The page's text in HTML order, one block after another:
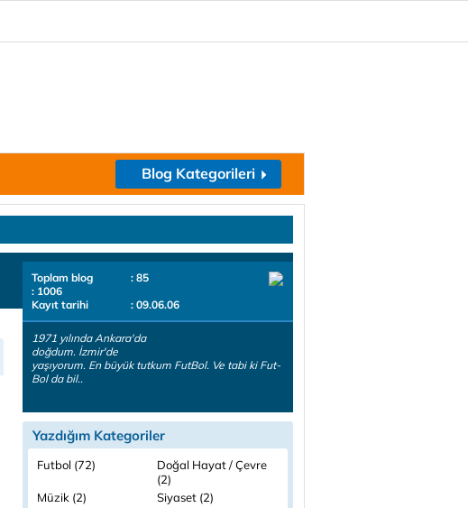
Blog Kategorileri
Toplam blog
: 85
: 1006
Kayıt tarihi
: 09.06.06
1971 yılında Ankara'da
doğdum. İzmir'de
yaşıyorum. En büyük tutkum FutBol. Ve tabi ki Fut-
Bol da bil..
Yazdığım Kategoriler
Futbol (72) Doğal Hayat / Çevre
(2)
Müzik (2)
Siyaset (2)